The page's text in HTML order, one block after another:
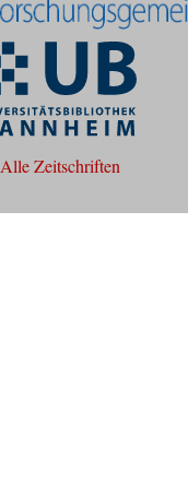
Alle Zeitschriften